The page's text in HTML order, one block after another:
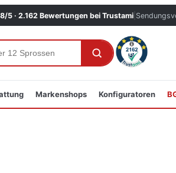
5 · 2.162 Bewertungen bei Trustami
Markenshops Konfiguratoren